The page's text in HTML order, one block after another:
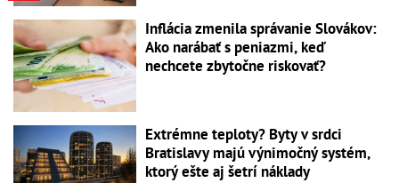
Inflácia zmenila správanie Slovákov:
Ako narábať s peniazmi, keď
nechcete zbytočne riskovať?
Extrémne teploty? Byty v srdci
Bratislavy majú výnimočný systém,
ktorý ešte aj šetrí náklady